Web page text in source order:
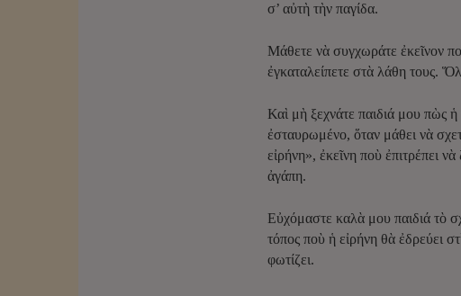
σ’ αὐτὴ τὴν παγίδα.
Μάθετε νὰ συγχωράτε ἐκεῖνον
ἐγκαταλείπετε στὰ λάθη τους.
Καὶ μὴ ξεχνάτε παιδιά μου πὼς
ἐσταυρωμένο, ὅταν μάθει νὰ
εἰρήνη», ἐκεῖνη ποὺ ἐπιτρέπει
ἀγάπη.
Εὐχόμαστε καλὰ μου παιδιά τὸ
τόπος ποὺ ἡ εἰρήνη θὰ ἐδρεύει
φωτίζει.